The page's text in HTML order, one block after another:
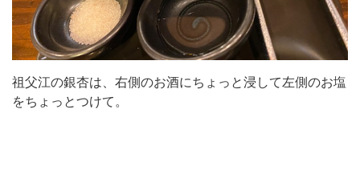
祖父江の銀杏は、右側のお酒にちょっと浸して左側のお塩
をちょっとつけて。